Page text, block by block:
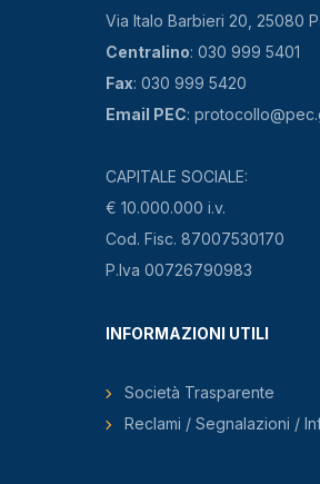
Via Italo Barbieri 20, 25080
Centralino: 030 999 5401
Fax: 030 999 5420
Email PEC:
CAPITALE SOCIALE:
€ 10.000.000 i.v.
Cod. Fisc. 87007530170
P.Iva 00726790983
INFORMAZIONI UTILI
Società Trasparente
Reclami / Segnalazioni /